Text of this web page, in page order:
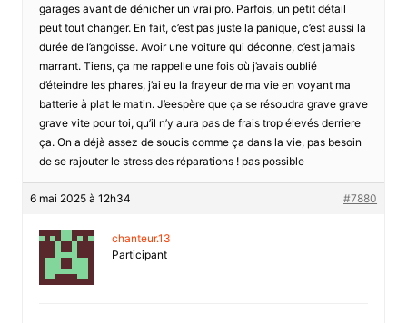
garages avant de dénicher un vrai pro. Parfois, un petit détail
peut tout changer. En fait, c’est pas juste la panique, c’est aussi la
durée de l’angoisse. Avoir une voiture qui déconne, c’est jamais
marrant. Tiens, ça me rappelle une fois où j’avais oublié
d’éteindre les phares, j’ai eu la frayeur de ma vie en voyant ma
batterie à plat le matin. J’eespère que ça se résoudra grave grave
grave vite pour toi, qu’il n’y aura pas de frais trop élevés derriere
ça. On a déjà assez de soucis comme ça dans la vie, pas besoin
de se rajouter le stress des réparations ! pas possible
6 mai 2025 à 12h34 #7880
chanteur.13
Participant